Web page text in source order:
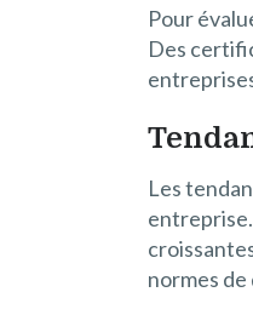
Pour
Des
Les
normes